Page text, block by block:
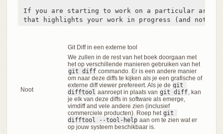
If you are starting to work on a particular area,
that highlights your work in progress (and
Noot
Git Diff in een externe tool
We zullen in de rest van het boek doorgaan met
het op verschillende manieren gebruiken van het
git diff commando. Er is een andere manier
om naar deze diffs te kijken als je een grafische of
externe diff viewer prefereert. Als je de git
difftool aanroept in plaats van git diff, kan
je elk van deze diffs in software als emerge,
vimdiff and vele andere zien (inclusief
commerciele producten). Roep het git
difftool --tool-help aan om te zien wat er
op jouw systeem beschikbaar is.